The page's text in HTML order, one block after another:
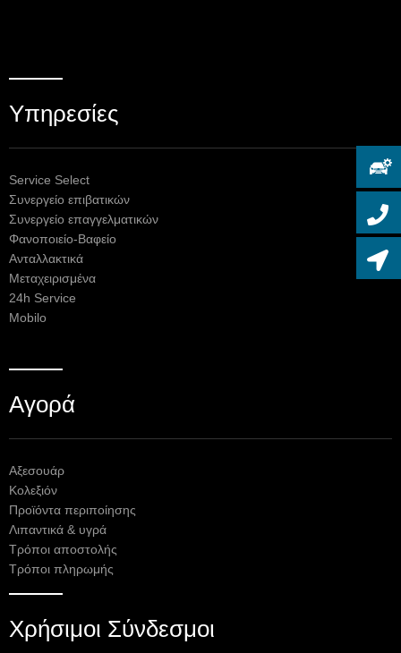
Υπηρεσίες
Service Select
Συνεργείο επιβατικών
Συνεργείο επαγγελματικών
Φανοποιείο-Βαφείο
Ανταλλακτικά
Μεταχειρισμένα
24h Service
Mobilo
Αγορά
Αξεσουάρ
Κολεξιόν
Προϊόντα περιποίησης
Λιπαντικά & υγρά
Τρόποι αποστολής
Τρόποι πληρωμής
Χρήσιμοι Σύνδεσμοι